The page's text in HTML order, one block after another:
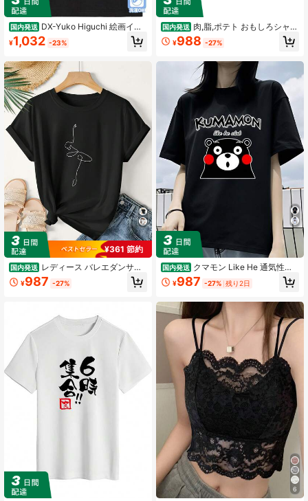
国内発送 DX-Yuko Higuchi 絵画イラ
スト ゆこひぐち 通気性コットン Tシ
ャツ ソフトで快適 クルーネックTシ
和風プリント Boris Department Stor
e
¥1,032 -23%
¥361 節約
国内発送 レディース バレエダンサー
ラインアート Tシャツ - ソフトピン
ク ルーズフィット ラウンドネック
の良い生地 通常のアパレル・ダンス
練習する・休暇の服装に最
¥987 -27%
国内発送 肉,脂,ポテト おもしろシャツ
面白 半袖シャツ ()レディースシャツ
¥988 -27%
国内発送 クマモン Like He 通気性抜
群 100%フロントプリント Tシャツ
男女兼用 夏のDINGFANアイテム 1枚
¥987 -27% 残り2日
6